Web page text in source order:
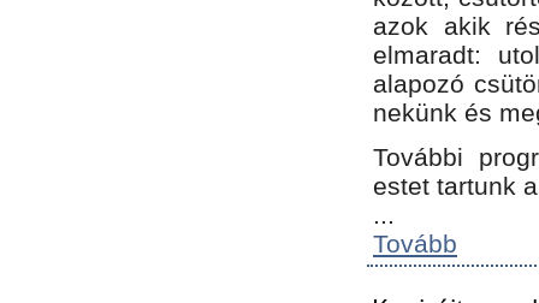
azok akik
elmaradt:
alapozó
nekünk és
További
estet tartunk
...
Tovább